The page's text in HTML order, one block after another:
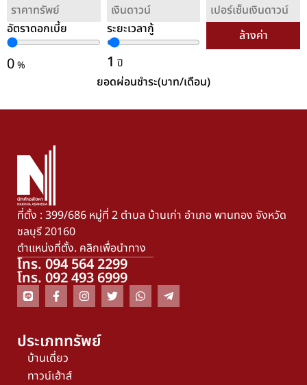
อัตราดอกเบี้ย
0%
ระยะเวลากู้
1 ปี
ล้างค่า
ยอดผ่อนชำระ(บาท/เดือน)
ที่ตั้ง : 399/686 หมู่ที่ 2 ตำบล บ้านเก่า อำเภอ พานทอง จังหวัด
ชลบุรี 20160
ตำแหน่งที่ตั้ง. คลิกเพื่อนำทาง
โทร. 094 564 2299
โทร. 092 493 6999
ประเภททรัพย์
บ้านเดี่ยว
ทาวน์เฮ้าส์